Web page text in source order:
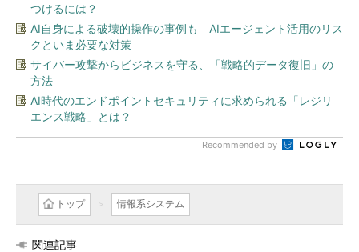
つけるには？
AI自身による破壊的操作の事例も AIエージェント活用のリス
クといま必要な対策
サイバー攻撃からビジネスを守る、「戦略的データ復旧」の
方法
AI時代のエンドポイントセキュリティに求められる「レジリ
エンス戦略」とは？
Recommended by
トップ 情報系システム
関連記事